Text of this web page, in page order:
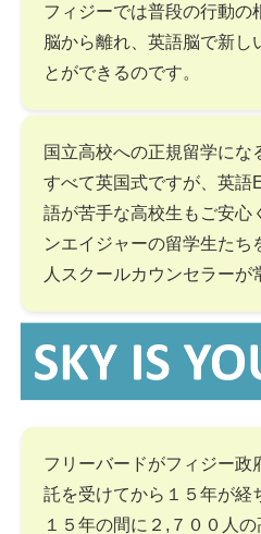
フィジーでは普段の行動の
脳から離れ、英語脳で新し
とができるのです。
国立高校への正規留学にな
すべて英国式ですが、英語
語が苦手な高校生もご安心
ンエイジャーの留学生たち
人スクールカウンセラーが
フリーバードがフィジー政
託を受けてから１５年が経
１５年の間に２,７００人